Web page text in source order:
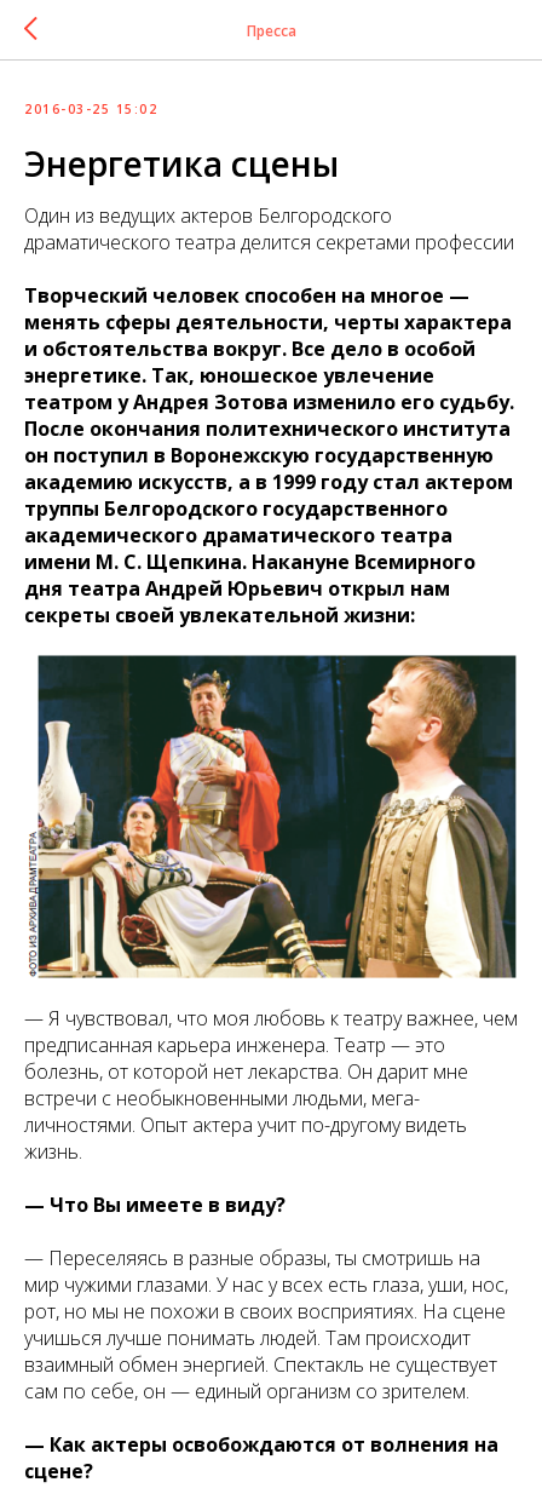
Пресса
2016-03-25 15:02
Энергетика сцены
Один из ведущих актеров Белгородского
драматического театра делится секретами профессии
Творческий человек способен на многое —
менять сферы деятельности, черты характера
и обстоятельства вокруг. Все дело в особой
энергетике. Так, юношеское увлечение
театром у Андрея Зотова изменило его судьбу.
После окончания политехнического института
он поступил в Воронежскую государственную
академию искусств, а в 1999 году стал актером
труппы Белгородского государственного
академического драматического театра
имени М. С. Щепкина. Накануне Всемирного
дня театра Андрей Юрьевич открыл нам
секреты своей увлекательной жизни:
— Я чувствовал, что моя любовь к театру важнее, чем
предписанная карьера инженера. Театр — это
болезнь, от которой нет лекарства. Он дарит мне
встречи с необыкновенными людьми, мега-
личностями. Опыт актера учит по-другому видеть
жизнь.
— Что Вы имеете в виду?
— Переселяясь в разные образы, ты смотришь на
мир чужими глазами. У нас у всех есть глаза, уши, нос,
рот, но мы не похожи в своих восприятиях. На сцене
учишься лучше понимать людей. Там происходит
взаимный обмен энергией. Спектакль не существует
сам по себе, он — единый организм со зрителем.
— Как актеры освобождаются от волнения на
сцене?